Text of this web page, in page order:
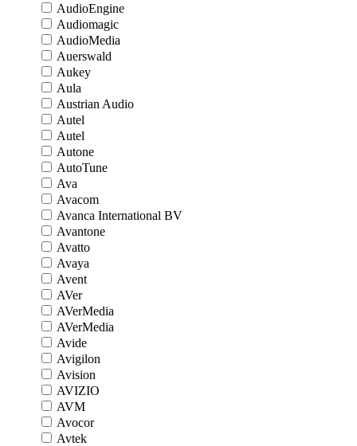
AudioEngine
Audiomagic
AudioMedia
Auerswald
Aukey
Aula
Austrian Audio
Autel
Autel
Autone
AutoTune
Ava
Avacom
Avanca International BV
Avantone
Avatto
Avaya
Avent
AVer
AVerMedia
AVerMedia
Avide
Avigilon
Avision
AVIZIO
AVM
Avocor
Avtek